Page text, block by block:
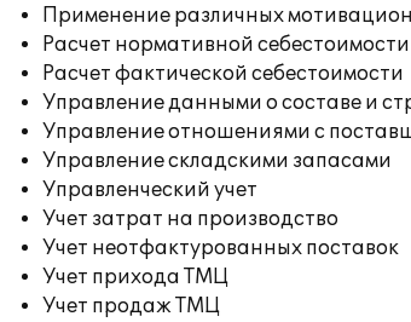
Применение различных
Расчет нормативной себестоимости
Расчет фактической себестоимости
Управление данными о составе и
Управление отношениями с
Управление складскими запасами
Управленческий учет
Учет затрат на производство
Учет неотфактурованных поставок
Учет прихода ТМЦ
Учет продаж ТМЦ